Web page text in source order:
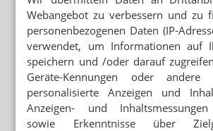
Webangebot zu verbessern und zu
personenbezogenen Daten (IP-
verwendet, um Informationen auf
speichern und /oder darauf
Geräte-Kennungen oder andere
personalisierte Anzeigen und
Anzeigen- und
sowie Erkenntnisse über
Mehr aus Ressort
MONATSABO
Amazon: Abnehmspritze für 50 Dollar
MISSACHTUNG DES KONGRESSES?
Corona: US-Ausschuss will
PREISABSPRACHEN IN DEN USA
Kartellverfahren: Sandoz zahlt halbe